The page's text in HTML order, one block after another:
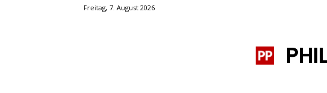
Freitag, 7. August 2026